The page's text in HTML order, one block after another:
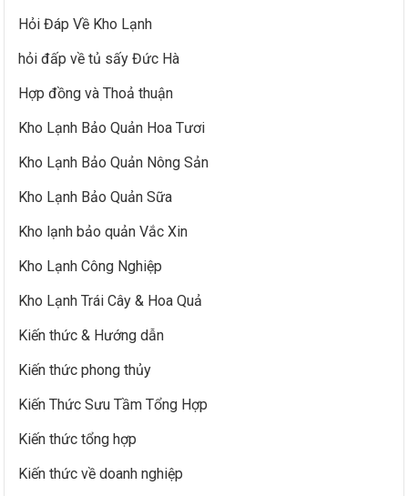
Hỏi Đáp Về Kho Lạnh
hỏi đấp về tủ sấy Đức Hà
Hợp đồng và Thoả thuận
Kho Lạnh Bảo Quản Hoa Tươi
Kho Lạnh Bảo Quản Nông Sản
Kho Lạnh Bảo Quản Sữa
Kho lạnh bảo quản Vắc Xin
Kho Lạnh Công Nghiệp
Kho Lạnh Trái Cây & Hoa Quả
Kiến thức & Hướng dẫn
Kiến thức phong thủy
Kiến Thức Sưu Tầm Tổng Hợp
Kiến thức tổng hợp
Kiến thức về doanh nghiệp